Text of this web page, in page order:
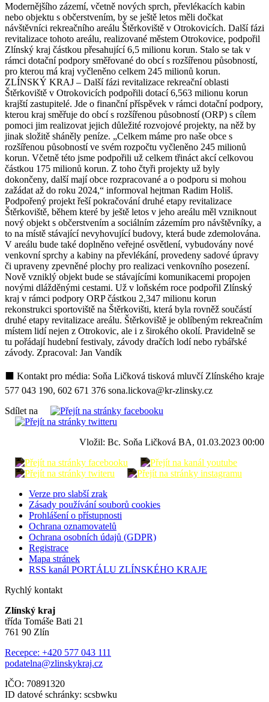
Modernějšího zázemí, včetně nových sprch, převlékacích kabin
nebo objektu s občerstvením, by se ještě letos měli dočkat
návštěvníci rekreačního areálu Štěrkoviště v Otrokovicích. Další fázi
revitalizace tohoto areálu, realizované městem Otrokovice, podpořil
Zlínský kraj částkou přesahující 6,5 milionu korun. Stalo se tak v
rámci dotační podpory směřované do obcí s rozšířenou působností,
pro kterou má kraj vyčleněno celkem 245 milionů korun.
ZLÍNSKÝ KRAJ – Další fázi revitalizace rekreační oblasti
Štěrkoviště v Otrokovicích podpořili dotací 6,563 milionu korun
krajští zastupitelé. Jde o finanční příspěvek v rámci dotační podpory,
kterou kraj směřuje do obcí s rozšířenou působností (ORP) s cílem
pomoci jim realizovat jejich důležité rozvojové projekty, na něž by
jinak složitě sháněly peníze. „Celkem máme pro naše obce s
rozšířenou působností ve svém rozpočtu vyčleněno 245 milionů
korun. Včetně této jsme podpořili už celkem třináct akcí celkovou
částkou 175 milionů korun. Z toho čtyři projekty už byly
dokončeny, další mají obce rozpracované a o podporu si mohou
zažádat až do roku 2024,“ informoval hejtman Radim Holiš.
Podpořený projekt řeší pokračování druhé etapy revitalizace
Štěrkoviště, během které by ještě letos v jeho areálu měl vzniknout
nový objekt s občerstvením a sociálním zázemím pro návštěvníky, a
to na místě stávající nevyhovující budovy, která bude zdemolována.
V areálu bude také doplněno veřejné osvětlení, vybudovány nové
venkovní sprchy a kabiny na převlékání, provedeny sadové úpravy
či upraveny zpevněné plochy pro realizaci venkovního posezení.
Nově vzniklý objekt bude se stávajícími komunikacemi propojen
novými dlážděnými cestami. Už v loňském roce podpořil Zlínský
kraj v rámci podpory ORP částkou 2,347 milionu korun
rekonstrukci sportoviště na Štěrkovišti, která byla rovněž součástí
druhé etapy revitalizace areálu. Štěrkoviště je oblíbeným rekreačním
místem lidí nejen z Otrokovic, ale i z širokého okolí. Pravidelně se
tu pořádají hudební festivaly, závody dračích lodí nebo rybářské
závody. Zpracoval: Jan Vandík
⬛ Kontakt pro média: Soňa Ličková tisková mluvčí Zlínského kraje
577 043 190, 602 671 376 sona.lickova@kr-zlinsky.cz
Sdílet na
Vložil: Bc. Soňa Ličková BA, 01.03.2023 00:00
Verze pro slabší zrak
Zásady používání souborů cookies
Prohlášení o přístupnosti
Ochrana oznamovatelů
Ochrana osobních údajů (GDPR)
Registrace
Mapa stránek
RSS kanál PORTÁLU ZLÍNSKÉHO KRAJE
Rychlý kontakt
Zlínský kraj
třída Tomáše Bati 21
761 90 Zlín
Recepce: +420 577 043 111
podatelna@zlinskykraj.cz
IČO: 70891320
ID datové schránky: scsbwku